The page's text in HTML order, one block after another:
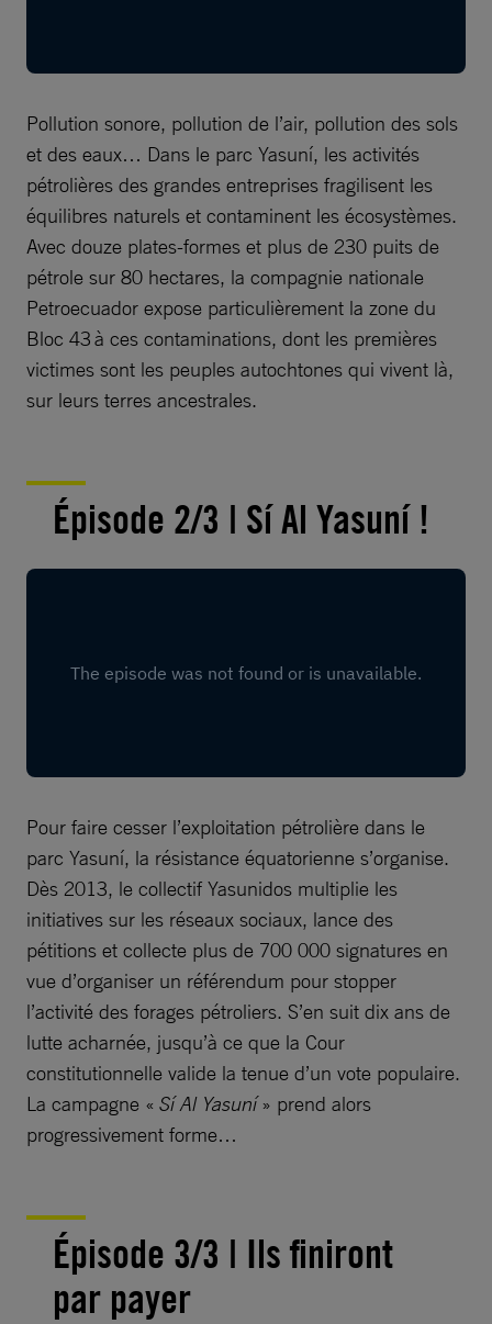
Pollution sonore, pollution de l’air, pollution des sols
et des eaux… Dans le parc Yasuní, les activités
pétrolières des grandes entreprises fragilisent les
équilibres naturels et contaminent les écosystèmes.
Avec douze plates-formes et plus de 230 puits de
pétrole sur 80 hectares, la compagnie nationale
Petroecuador expose particulièrement la zone du
Bloc 43 à ces contaminations, dont les premières
victimes sont les peuples autochtones qui vivent là,
sur leurs terres ancestrales.​
Épisode 2/3 | Sí Al Yasuní !​
Pour faire cesser l’exploitation pétrolière dans le
parc Yasuní, la résistance équatorienne s’organise.
Dès 2013, le collectif Yasunidos multiplie les
initiatives sur les réseaux sociaux, lance des
pétitions et collecte plus de 700 000 signatures en
vue d’organiser un référendum pour stopper
l’activité des forages pétroliers. S’en suit dix ans de
lutte acharnée, jusqu’à ce que la Cour
constitutionnelle valide la tenue d’un vote populaire.
La campagne « Sí Al Yasuní» prend alors
progressivement forme…​
Épisode 3/3 | Ils finiront
par payer